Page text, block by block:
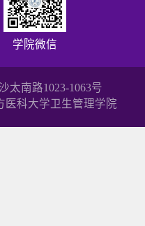
学院微信
太南路1023-1063号
医科大学卫生管理学院